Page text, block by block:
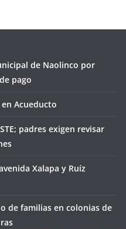
de Naolinco por
pago
Acueducto
padres exigen revisar
Xalapa y Ruíz
de familias en colonias de